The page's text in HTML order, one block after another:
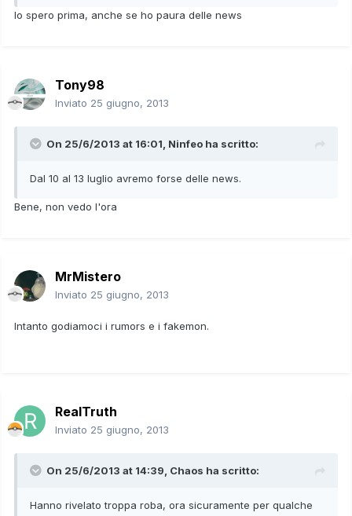
Io spero prima, anche se ho paura delle news
Tony98
Inviato 25 giugno, 2013
On 25/6/2013 at 16:01, Ninfeo ha scritto:
Dal 10 al 13 luglio avremo forse delle news.
Bene, non vedo l'ora
MrMistero
Inviato 25 giugno, 2013
Intanto godiamoci i rumors e i fakemon.
RealTruth
Inviato 25 giugno, 2013
On 25/6/2013 at 14:39, Chaos ha scritto:
Hanno rivelato troppa roba, ora sicuramente per qualche